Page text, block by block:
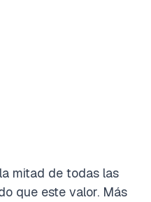
mitad de todas las
que este valor. Más